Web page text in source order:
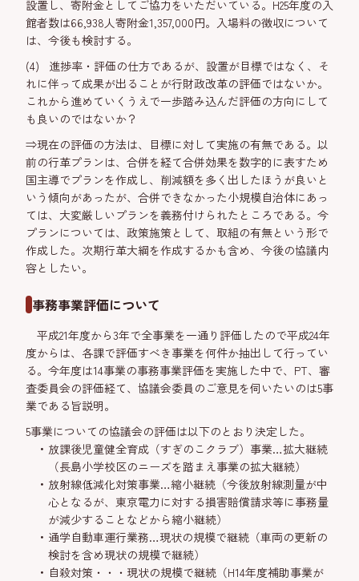
設置し、寄附金としてご協力をいただいている。H25年度の入
館者数は66,938人寄附金1,357,000円。入場料の徴収について
は、今後も検討する。
(4) 進捗率・評価の仕方であるが、設置が目標ではなく、そ
れに伴って成果が出ることが行財政改革の評価ではないか。
これから進めていくうえで一歩踏み込んだ評価の方向にして
も良いのではないか？
⇒現在の評価の方法は、目標に対して実施の有無である。以
前の行革プランは、合併を経て合併効果を数字的に表すため
国主導でプランを作成し、削減額を多く出したほうが良いと
いう傾向があったが、合併できなかった小規模自治体にあっ
ては、大変厳しいプランを義務付けられたところである。今
プランについては、政策施策として、取組の有無という形で
作成した。次期行革大綱を作成するかも含め、今後の協議内
容としたい。
事務事業評価について
平成21年度から3年で全事業を一通り評価したので平成24年
度からは、各課で評価すべき事業を何件か抽出して行ってい
る。今年度は14事業の事務事業評価を実施した中で、PT、審
査委員会の評価経て、協議会委員のご意見を伺いたいのは5事
業である旨説明。
5事業についての協議会の評価は以下のとおり決定した。
放課後児童健全育成（すぎのこクラブ）事業…拡大継続
（長島小学校区のニーズを踏まえ事業の拡大継続）
放射線低減化対策事業…縮小継続（今後放射線測量が中
心となるが、東京電力に対する損害賠償請求等に事務量
が減少することなどから縮小継続）
通学自動車運行業務…現状の規模で継続（車両の更新の
検討を含め現状の規模で継続）
自殺対策・・・現状の規模で継続（H14年度補助事業が